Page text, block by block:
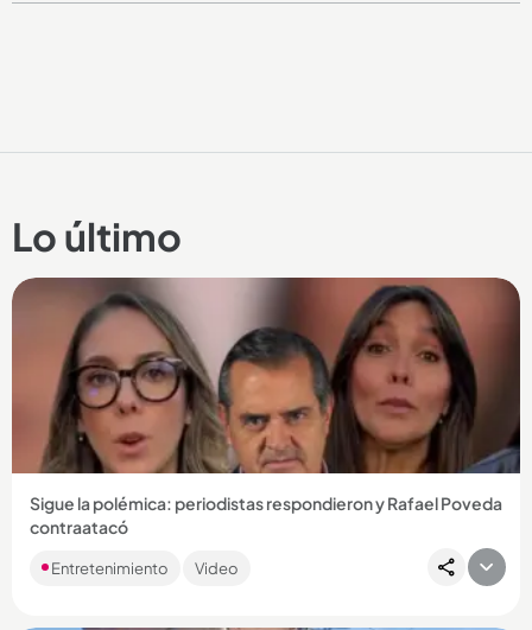
Lo último
Sigue la polémica: periodistas respondieron y Rafael Poveda
contraatacó
trasladado a las redes y la gente ya hasta le ha sacado
Entretenimiento Video